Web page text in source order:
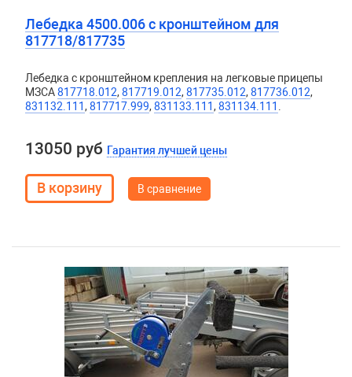
Лебедка 4500.006 с кронштейном для
817718/817735
Лебедка с кронштейном крепления на легковые прицепы
МЗСА817718.012, 817719.012, 817735.012, 817736.012,
831132.111, 817717.999, 831133.111, 831134.111
13050 руб Гарантия лучшей цены
В сравнение